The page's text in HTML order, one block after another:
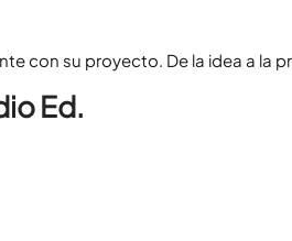
con su proyecto. De la idea a la
Ed.